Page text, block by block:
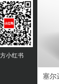
塞尔
小红书